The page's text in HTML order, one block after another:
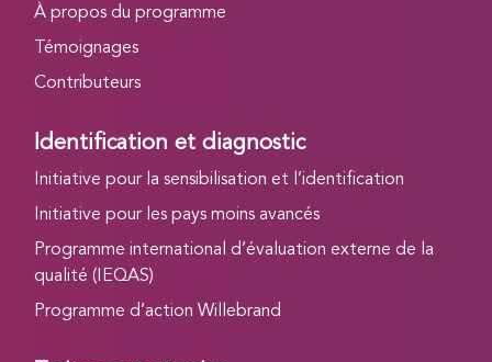
À propos du programme
Témoignages
Contributeurs
Identification et diagnostic
Initiative pour la sensibilisation et l’identification
Initiative pour les pays moins avancés
Programme international d’évaluation externe de la
qualité (IEQAS)
Programme d’action Willebrand